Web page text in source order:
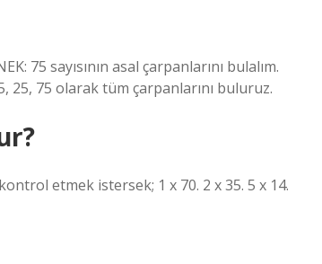
75 sayısının asal çarpanlarını bulalım.
25, 75 olarak tüm çarpanlarını buluruz.
etmek istersek; 1 x 70. 2 x 35. 5 x 14.